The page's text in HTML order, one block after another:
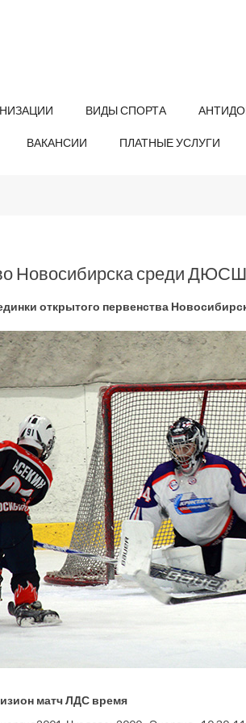
ВИДЫ СПОРТА
ВАКАНСИИ ПЛАТНЫЕ УСЛУГИ
Новосибирска среди
открытого первенства
матч ЛДС время